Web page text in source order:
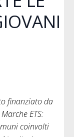
finanziato da
ETS:
coinvolti